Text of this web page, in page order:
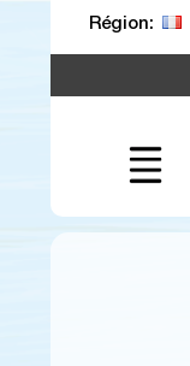
Région: